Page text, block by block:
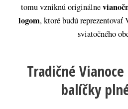
tomu vzniknú originálne
logom, ktoré budú reprezentovať
sviatočného
Tradičné
balíčky